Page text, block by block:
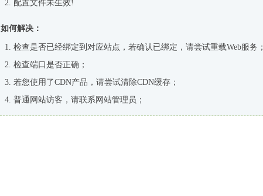
配置文件未生效!
如何解决：
检查是否已经绑定到对应站点，若确认已绑定，请尝试重载Web服务；
检查端口是否正确；
若您使用了CDN产品，请尝试清除CDN缓存；
普通网站访客，请联系网站管理员；